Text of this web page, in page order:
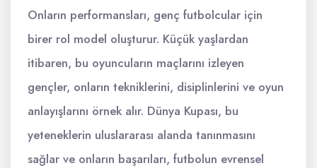
Onların performansları, genç futbolcular için
birer rol model oluşturur. Küçük yaşlardan
itibaren, bu oyuncuların maçlarını izleyen
gençler, onların tekniklerini, disiplinlerini ve oyun
anlayışlarını örnek alır. Dünya Kupası, bu
yeteneklerin uluslararası alanda tanınmasını
sağlar ve onların başarıları, futbolun evrensel